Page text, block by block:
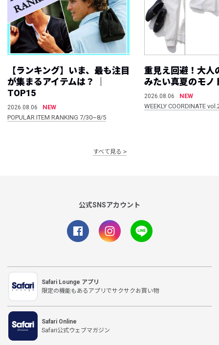
【ランキング】いま、最も注目
が集まるアイテムは？ ｜
TOP15
2026.08.06
NEW
POPULAR ITEM RANKING 7/30~8/5
重見え回避！大人
みたい真夏のモノ
2026.08.06
NEW
WEEKLY COORDINATE
すべて見る
公式SNSアカウント
Safari Lounge アプリ
限定の機能もあるアプリでサクサクお買い物
Safari Online
Safari公式ウェブマガジン